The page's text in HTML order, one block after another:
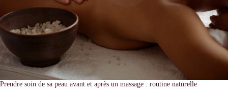
Prendre soin de sa peau avant et après un massage : routine naturelle